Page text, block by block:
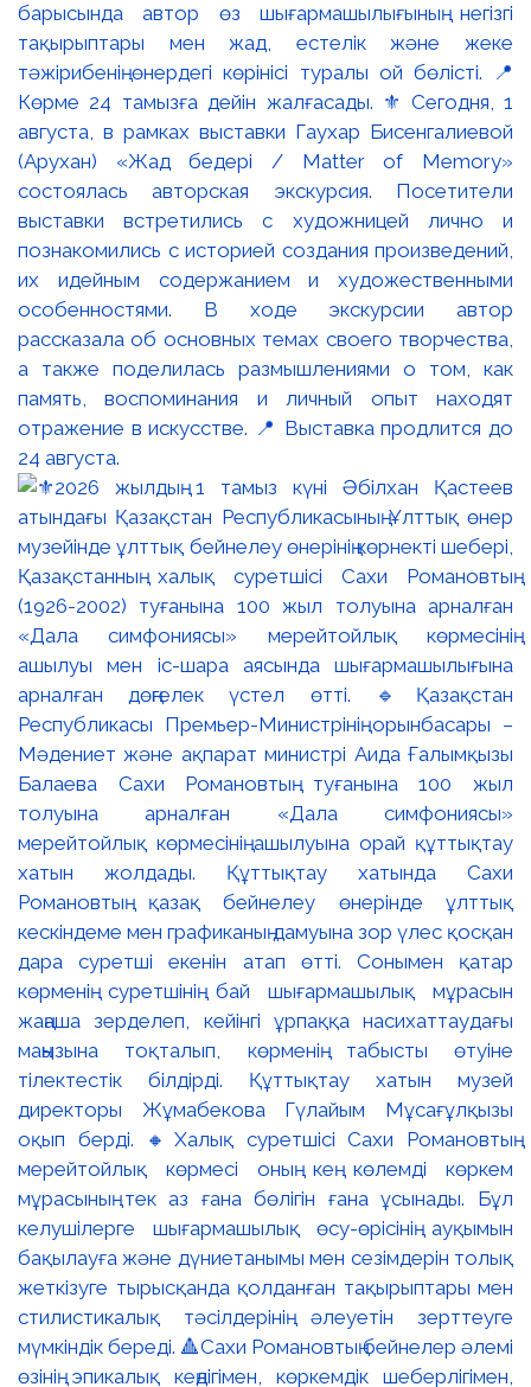
барысында автор өз шығармашылығының негізгі
тақырыптары мен жад, естелік және жеке
тәжірибенің өнердегі көрінісі туралы ой бөлісті. 📍
Көрме 24 тамызға дейін жалғасады. ⚜️ Сегодня, 1
августа, в рамках выставки Гаухар Бисенгалиевой
(Арухан) «Жад бедері / Matter of Memory»
состоялась авторская экскурсия. Посетители
выставки встретились с художницей лично и
познакомились с историей создания произведений,
их идейным содержанием и художественными
особенностями. В ходе экскурсии автор
рассказала об основных темах своего творчества,
а также поделилась размышлениями о том, как
память, воспоминания и личный опыт находят
отражение в искусстве. 📍 Выставка продлится до
24 августа.